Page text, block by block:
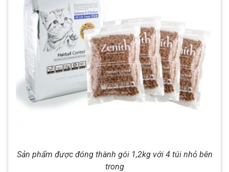
Sản phẩm được đóng thành gói 1,2kg với 4 túi nhỏ bên
trong